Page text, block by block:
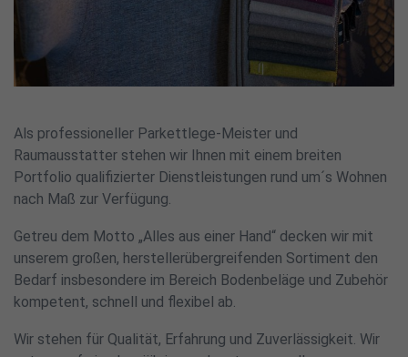
Als professioneller Parkettlege-Meister und
Raumausstatter stehen wir Ihnen mit einem breiten
Portfolio qualifizierter Dienstleistungen rund um´s Wohnen
nach Maß zur Verfügung.
Getreu dem Motto „Alles aus einer Hand“ decken wir mit
unserem großen, herstellerübergreifenden Sortiment den
Bedarf insbesondere im Bereich Bodenbeläge und Zubehör
kompetent, schnell und flexibel ab.
Wir stehen für Qualität, Erfahrung und Zuverlässigkeit. Wir